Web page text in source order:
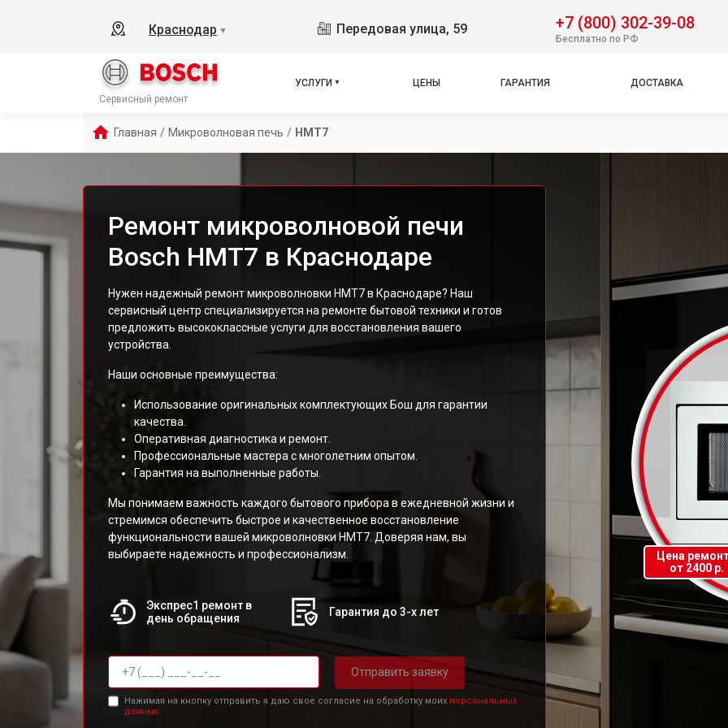
Краснодар ▼ Передовая улица, 59 +7 (800) 302-39-08
Бесплатно по РФ
Сервисный ремонт
УСЛУГИ ЦЕНЫ ГАРАНТИЯ ДОСТАВКА
Главная / Микроволновая печь / HMT7
Ремонт микроволновой печи
Bosch HMT7 в Краснодаре
Нужен надежный ремонт микроволновки HMT7 в Краснодаре? Наш
сервисный центр специализируется на ремонте бытовой техники и готов
предложить высококлассные услуги для восстановления вашего
устройства.
Наши основные преимущества:
Использование оригинальных комплектующих Бош для гарантии
качества.
Оперативная диагностика и ремонт.
Профессиональные мастера с многолетним опытом.
Гарантия на выполненные работы.
Мы понимаем важность каждого бытового прибора в ежедневной жизни и
стремимся обеспечить быстрое и качественное восстановление
функциональности вашей микроволновки HMT7. Доверяя нам, вы
выбираете надежность и профессионализм.
Экспрес1 ремонт в
день обращения
Гарантия до 3-х лет
Отправить заявку
Нажимая на кнопку отправить я даю свое согласие на обработку моих персональных
данных.
Цена
от 2400 р.